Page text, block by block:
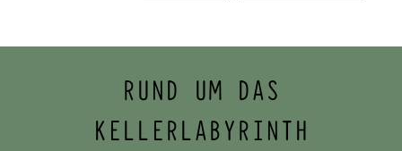
RUND UM DAS
KELLERLABYRINTH